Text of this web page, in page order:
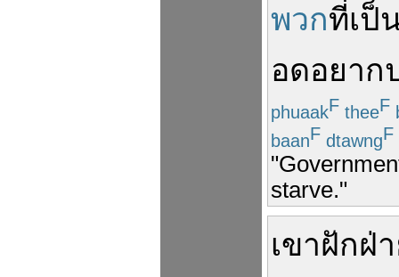
พวกที่เป็
อดอยาก
phuaakF theeF
baanF dtawngF
starve."
เขาฝักฝ่